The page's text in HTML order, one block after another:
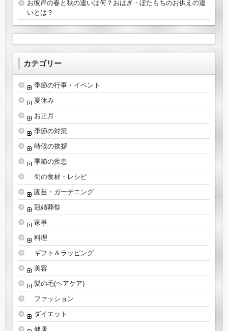
お彼岸の春と秋の違いは何？おはぎ・ぼたもちのお供えの違
いとは？
カテゴリー
季節の行事・イベント
夏休み
お正月
季節の対策
時候の挨拶
季節の疾患
旬の食材・レシピ
園芸・ガーデニング
冠婚葬祭
家事
料理
ギフト＆ラッピング
美容
髪の毛(ヘアケア)
ファッション
ダイエット
健康